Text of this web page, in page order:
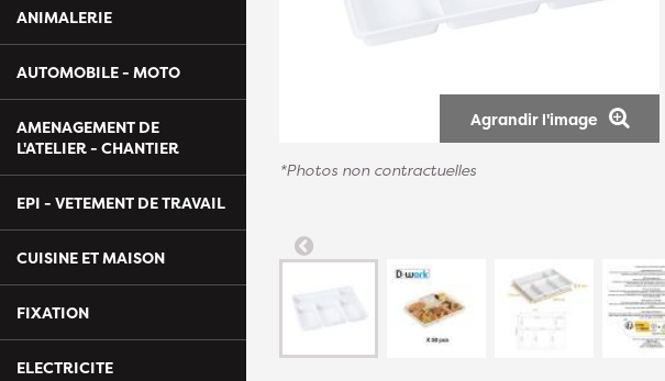
ANIMALERIE
AUTOMOBILE - MOTO
AMENAGEMENT DE
L'ATELIER - CHANTIER
EPI - VETEMENT DE TRAVAIL
CUISINE ET MAISON
FIXATION
ELECTRICITE
Agrandir l'image
*Photos non contractuelles